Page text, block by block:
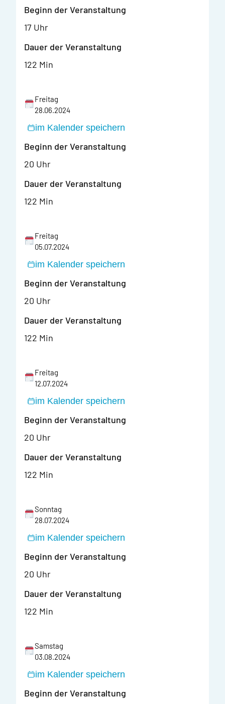
Beginn der Veranstaltung
17 Uhr
Dauer der Veranstaltung
122 Min
Freitag
28.06.2024
im Kalender speichern
Beginn der Veranstaltung
20 Uhr
Dauer der Veranstaltung
122 Min
Freitag
05.07.2024
im Kalender speichern
Beginn der Veranstaltung
20 Uhr
Dauer der Veranstaltung
122 Min
Freitag
12.07.2024
im Kalender speichern
Beginn der Veranstaltung
20 Uhr
Dauer der Veranstaltung
122 Min
Sonntag
28.07.2024
im Kalender speichern
Beginn der Veranstaltung
20 Uhr
Dauer der Veranstaltung
122 Min
Samstag
03.08.2024
im Kalender speichern
Beginn der Veranstaltung